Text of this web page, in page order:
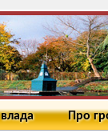
Про